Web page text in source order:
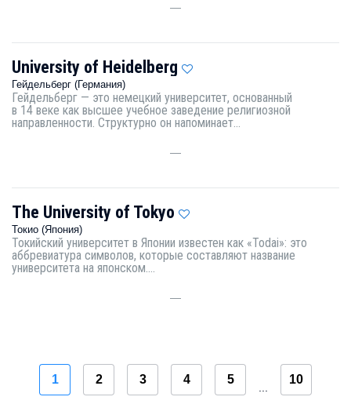
—
University of Heidelberg
Гейдельберг (Германия)
Гейдельберг — это немецкий университет, основанный
в 14 веке как высшее учебное заведение религиозной
направленности. Структурно он напоминает...
—
The University of Tokyo
Токио (Япония)
Токийский университет в Японии известен как «Todai»: это
аббревиатура символов, которые составляют название
университета на японском....
—
1 2 3 4 5 10